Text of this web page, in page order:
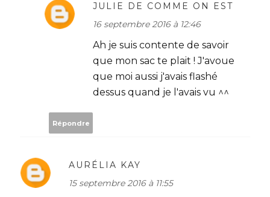
JULIE DE COMME ON EST
16 septembre 2016 à 12:46
Ah je suis contente de savoir
que mon sac te plait ! J'avoue
que moi aussi j'avais flashé
dessus quand je l'avais vu ^^
Répondre
AURÉLIA KAY
15 septembre 2016 à 11:55